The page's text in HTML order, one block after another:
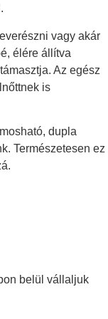
vagy akár
élére állítva
Az egész
is
dupla
Természetesen ez
belül vállaljuk